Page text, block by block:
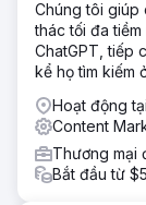
Chúng tôi giúp
thác tối đa
ChatGPT, tiếp
kể họ tìm kiếm
Hoạt động
Content
Thương mại
Bắt đầu từ